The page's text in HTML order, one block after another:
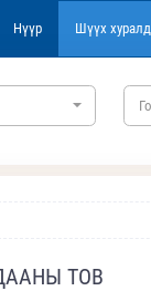
Нүүр Шүүх
ТОВ